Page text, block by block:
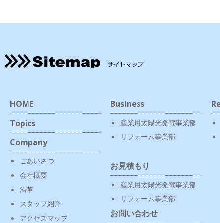
HOME
Topics
Company
ごあいさつ
会社概要
沿革
スタッフ紹介
アクセスマップ
Business
産業用太陽光発電事業部
リフォーム事業部
お見積もり
産業用太陽光発電事業部
リフォーム事業部
お問い合わせ